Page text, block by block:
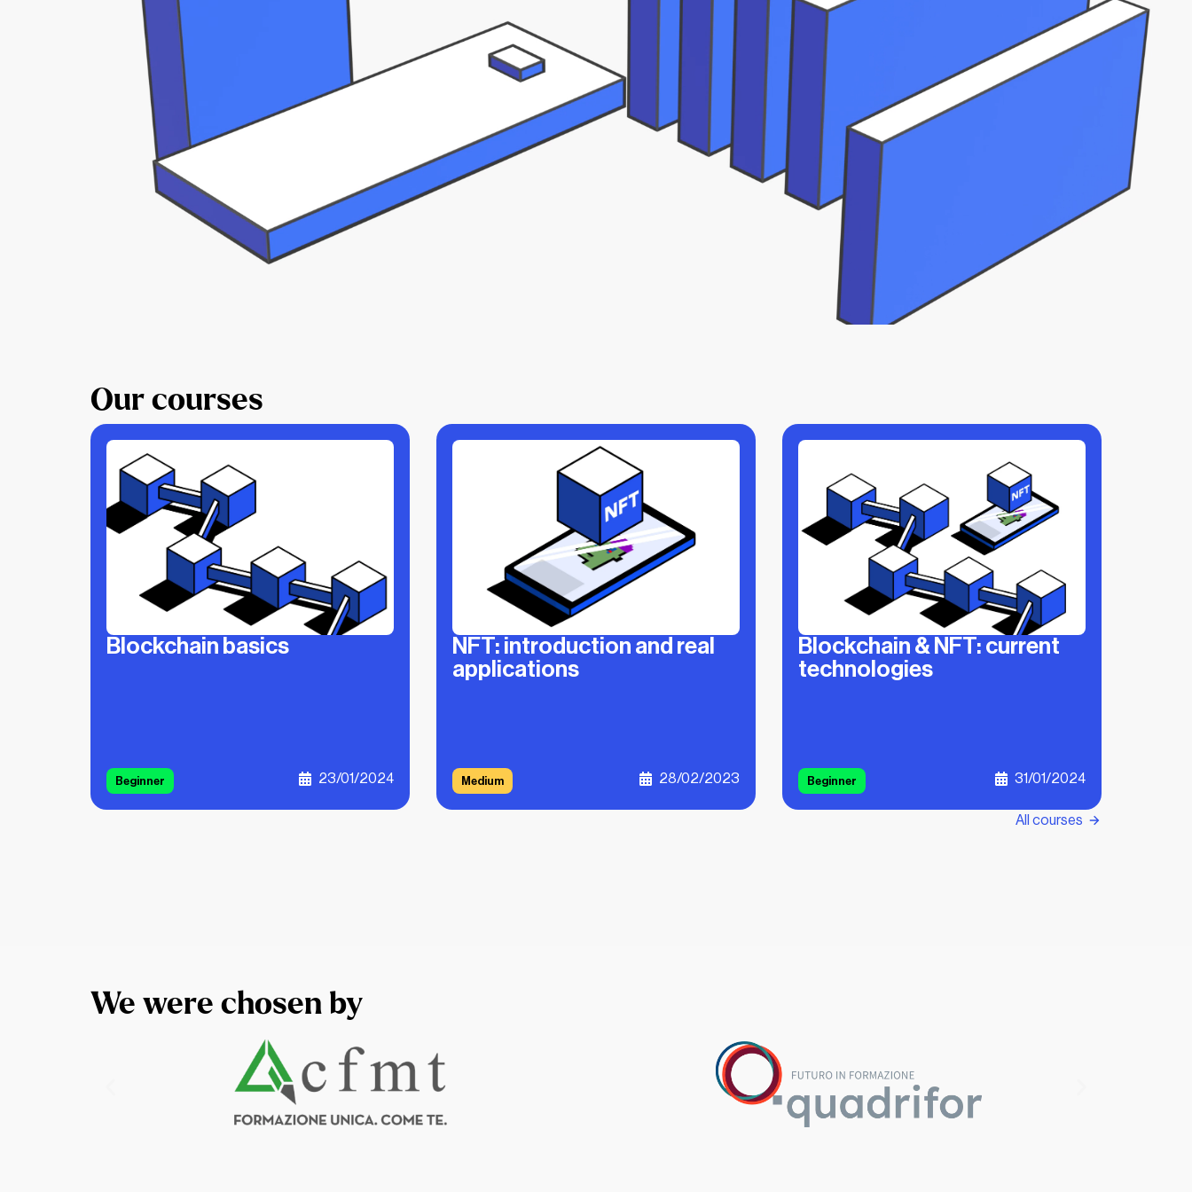
Our courses
Blockchain basics
Beginner 23/01/2024
NFT: introduction and real
applications
Medium 28/02/2023
Blockchain & NFT: current
technologies
Beginner 31/01/2024
All courses
We were chosen by